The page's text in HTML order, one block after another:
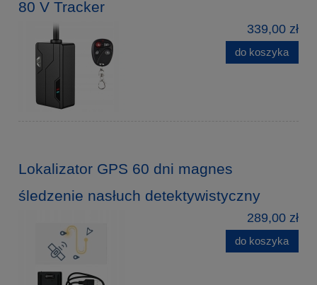
80 V Tracker
339,00 zł
do koszyka
Lokalizator GPS 60 dni magnes
śledzenie nasłuch detektywistyczny
289,00 zł
do koszyka